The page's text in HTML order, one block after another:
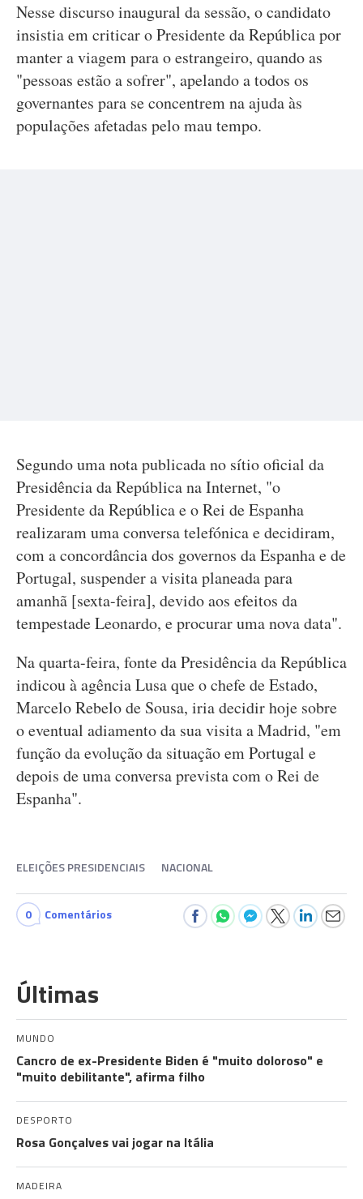
Nesse discurso inaugural da sessão, o candidato
insistia em criticar o Presidente da República por
manter a viagem para o estrangeiro, quando as
"pessoas estão a sofrer", apelando a todos os
governantes para se concentrem na ajuda às
populações afetadas pelo mau tempo.
Segundo uma nota publicada no sítio oficial da
Presidência da República na Internet, "o
Presidente da República e o Rei de Espanha
realizaram uma conversa telefónica e decidiram,
com a concordância dos governos da Espanha e de
Portugal, suspender a visita planeada para
amanhã [sexta-feira], devido aos efeitos da
tempestade Leonardo, e procurar uma nova data".
Na quarta-feira, fonte da Presidência da República
indicou à agência Lusa que o chefe de Estado,
Marcelo Rebelo de Sousa, iria decidir hoje sobre
o eventual adiamento da sua visita a Madrid, "em
função da evolução da situação em Portugal e
depois de uma conversa prevista com o Rei de
Espanha".
ELEIÇÕES PRESIDENCIAIS NACIONAL
0 Comentários
Últimas
MUNDO
Cancro de ex-Presidente Biden é "muito doloroso" e
"muito debilitante", afirma filho
DESPORTO
Rosa Gonçalves vai jogar na Itália
MADEIRA